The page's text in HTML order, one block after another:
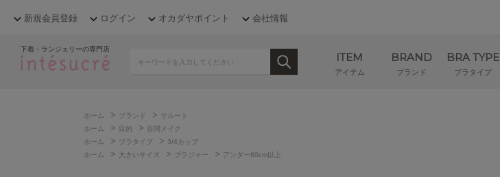
新規会員登録 ログイン オカダヤポイント 会社情報
下着・ランジェリーの専門店
ITEM
アイテム
BRAND
ブランド
BRA TYPE
ブラタイプ
ホーム > ブランド > サルート
ホーム
> 目的 > 谷間メイク
ホーム
> ブラタイプ > 3/4カップ
ホーム
> 大きいサイズ > ブラジャー > アンダー80cm以上